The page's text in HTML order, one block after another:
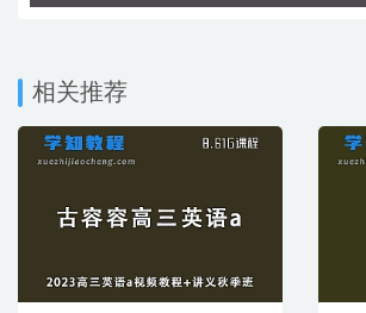
相关推荐